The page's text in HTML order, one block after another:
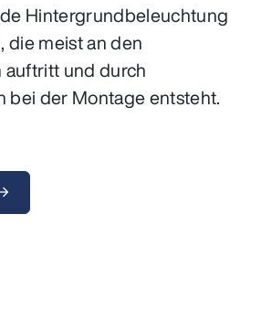
Hintergrundbeleuchtung
die meist an den
und durch
bei der Montage entsteht.